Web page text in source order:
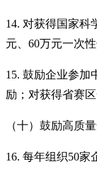
14. 对获得国家科
元、60万元一次
15. 鼓励企业参加
励；对获得省赛
（十）鼓励高质
16. 每年组织50